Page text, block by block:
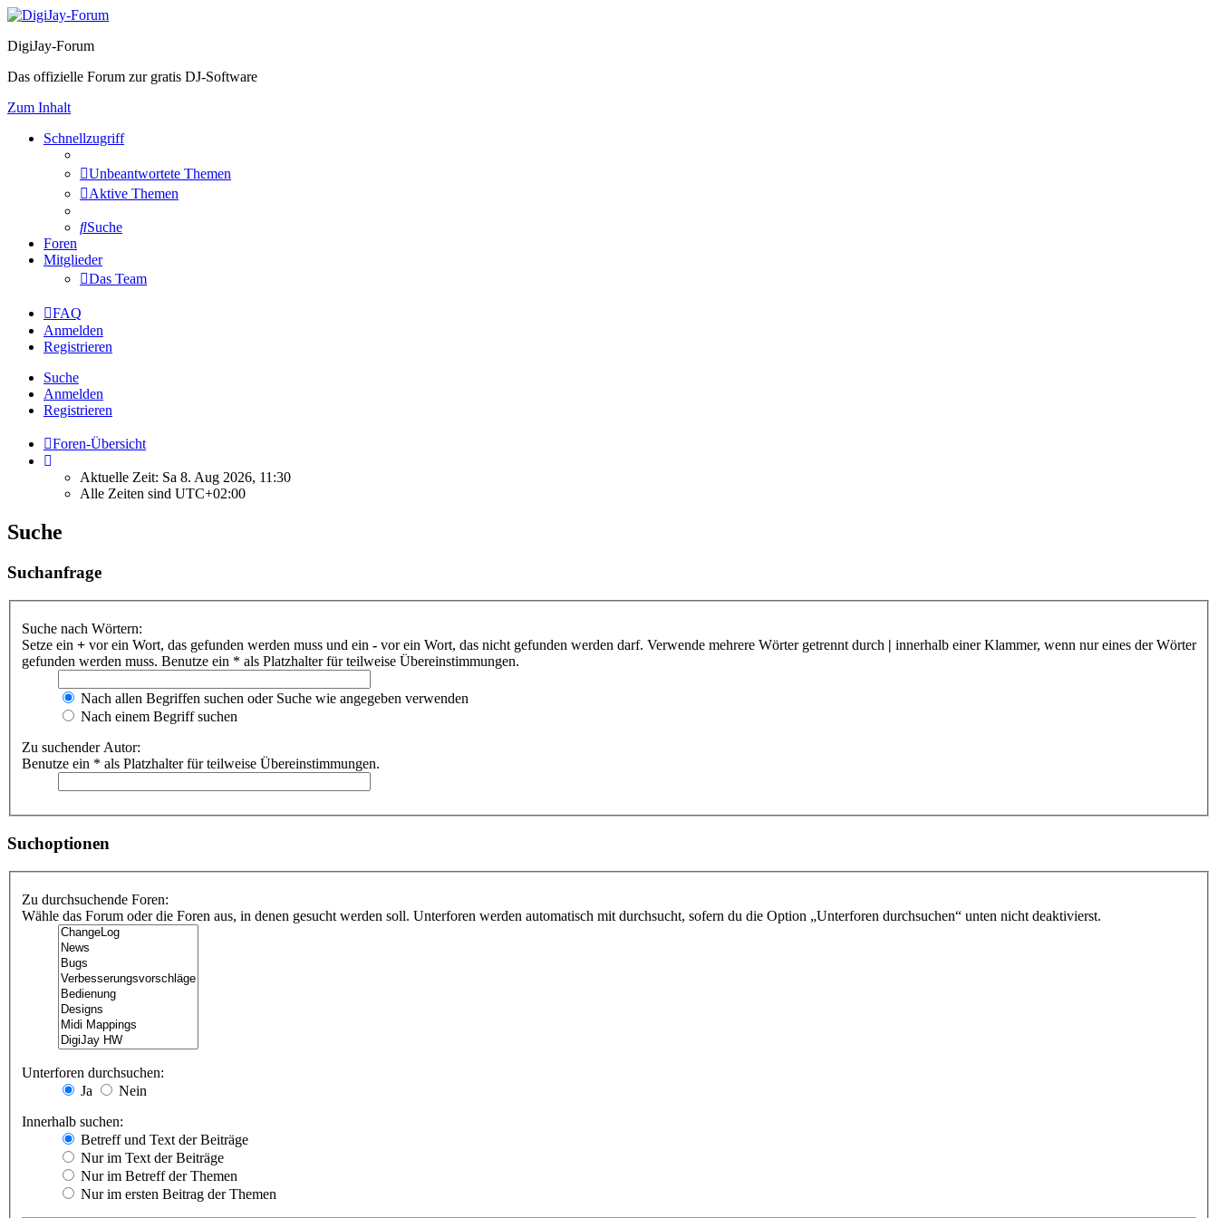
DigiJay-Forum
Das offizielle Forum zur gratis DJ-Software
Zum Inhalt
Schnellzugriff
Unbeantwortete Themen
Aktive Themen
Suche
Foren
Mitglieder
Das Team
FAQ
Anmelden
Registrieren
Suche
Anmelden
Registrieren
Foren-Übersicht
Aktuelle Zeit: Sa 8. Aug 2026, 11:30
Alle Zeiten sind UTC+02:00
Suche
Suchanfrage
Suche nach Wörtern:
Setze ein + vor ein Wort, das gefunden werden muss und ein - vor ein Wort, das nicht gefunden werden darf. Verwende mehrere Wörter getrennt durch | innerhalb einer Klammer, wenn nur eines der Wörter
gefunden werden muss. Benutze ein * als Platzhalter für teilweise Übereinstimmungen.
Nach allen Begriffen suchen oder Suche wie angegeben verwenden
Nach einem Begriff suchen
Zu suchender Autor:
Benutze ein * als Platzhalter für teilweise Übereinstimmungen.
Suchoptionen
Zu durchsuchende Foren:
Wähle das Forum oder die Foren aus, in denen gesucht werden soll. Unterforen werden automatisch mit durchsucht, sofern du die Option „Unterforen durchsuchen“ unten nicht deaktivierst.
Unterforen durchsuchen:
Ja
Nein
Innerhalb suchen:
Betreff und Text der Beiträge
Nur im Text der Beiträge
Nur im Betreff der Themen
Nur im ersten Beitrag der Themen